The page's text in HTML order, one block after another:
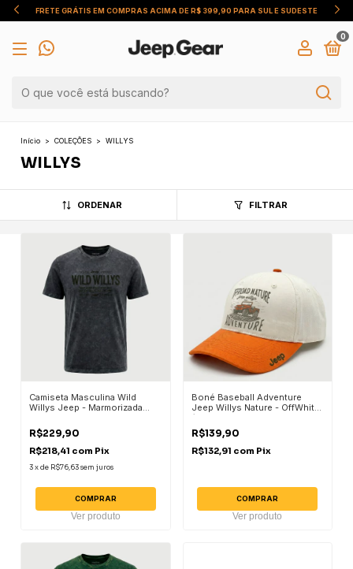
FRETE GRÁTIS EM COMPRAS ACIMA DE R$ 399,90 PARA SUL E SUDESTE
0
Início > COLEÇÕES > WILLYS
WILLYS
ORDENAR FILTRAR
Camiseta Masculina Wild
Willys Jeep - Marmorizada
R$229,90
R$218,41 com Pix
3xde R$76,63sem juros
COMPRAR
Ver produto
Boné Baseball Adventure
Jeep Willys Nature - OffWhite
/ Laranja
R$139,90
R$132,91 com Pix
COMPRAR
Ver produto